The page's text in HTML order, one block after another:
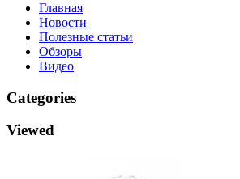
Главная
Новости
Полезные статьи
Обзоры
Видео
Categories
Viewed